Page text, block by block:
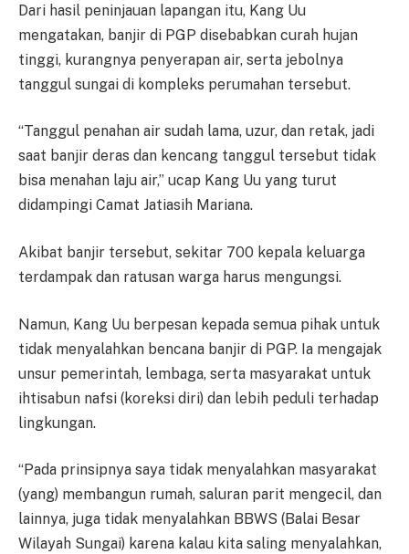
Dari hasil peninjauan lapangan itu, Kang Uu
mengatakan, banjir di PGP disebabkan curah hujan
tinggi, kurangnya penyerapan air, serta jebolnya
tanggul sungai di kompleks perumahan tersebut.
“Tanggul penahan air sudah lama, uzur, dan retak, jadi
saat banjir deras dan kencang tanggul tersebut tidak
bisa menahan laju air,” ucap Kang Uu yang turut
didampingi Camat Jatiasih Mariana.
Akibat banjir tersebut, sekitar 700 kepala keluarga
terdampak dan ratusan warga harus mengungsi.
Namun, Kang Uu berpesan kepada semua pihak untuk
tidak menyalahkan bencana banjir di PGP. Ia mengajak
unsur pemerintah, lembaga, serta masyarakat untuk
ihtisabun nafsi (koreksi diri) dan lebih peduli terhadap
lingkungan.
“Pada prinsipnya saya tidak menyalahkan masyarakat
(yang) membangun rumah, saluran parit mengecil, dan
lainnya, juga tidak menyalahkan BBWS (Balai Besar
Wilayah Sungai) karena kalau kita saling menyalahkan,